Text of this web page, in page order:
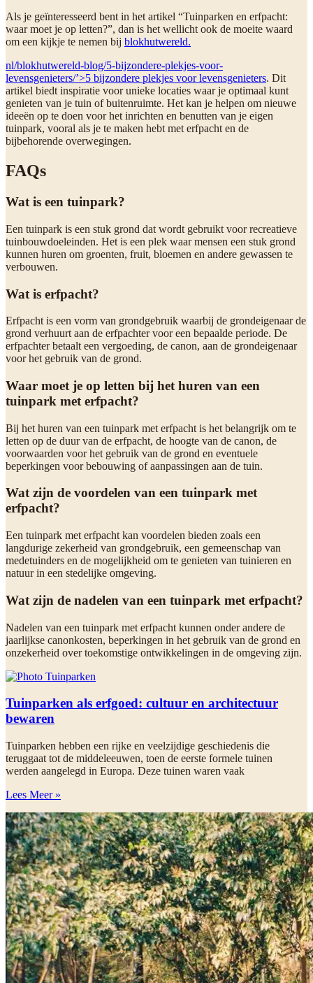
Als je geïnteresseerd bent in het artikel “Tuinparken en erfpacht:
waar moet je op letten?”, dan is het wellicht ook de moeite waard
om een kijkje te nemen bij blokhutwereld.
nl/blokhutwereld-blog/5-bijzondere-plekjes-voor-
levensgenieters/’>5 bijzondere plekjes voor levensgenieters. Dit
artikel biedt inspiratie voor unieke locaties waar je optimaal kunt
genieten van je tuin of buitenruimte. Het kan je helpen om nieuwe
ideeën op te doen voor het inrichten en benutten van je eigen
tuinpark, vooral als je te maken hebt met erfpacht en de
bijbehorende overwegingen.
FAQs
Wat is een tuinpark?
Een tuinpark is een stuk grond dat wordt gebruikt voor recreatieve
tuinbouwdoeleinden. Het is een plek waar mensen een stuk grond
kunnen huren om groenten, fruit, bloemen en andere gewassen te
verbouwen.
Wat is erfpacht?
Erfpacht is een vorm van grondgebruik waarbij de grondeigenaar de
grond verhuurt aan de erfpachter voor een bepaalde periode. De
erfpachter betaalt een vergoeding, de canon, aan de grondeigenaar
voor het gebruik van de grond.
Waar moet je op letten bij het huren van een
tuinpark met erfpacht?
Bij het huren van een tuinpark met erfpacht is het belangrijk om te
letten op de duur van de erfpacht, de hoogte van de canon, de
voorwaarden voor het gebruik van de grond en eventuele
beperkingen voor bebouwing of aanpassingen aan de tuin.
Wat zijn de voordelen van een tuinpark met
erfpacht?
Een tuinpark met erfpacht kan voordelen bieden zoals een
langdurige zekerheid van grondgebruik, een gemeenschap van
medetuinders en de mogelijkheid om te genieten van tuinieren en
natuur in een stedelijke omgeving.
Wat zijn de nadelen van een tuinpark met erfpacht?
Nadelen van een tuinpark met erfpacht kunnen onder andere de
jaarlijkse canonkosten, beperkingen in het gebruik van de grond en
onzekerheid over toekomstige ontwikkelingen in de omgeving zijn.
Tuinparken als erfgoed: cultuur en architectuur
bewaren
Tuinparken hebben een rijke en veelzijdige geschiedenis die
teruggaat tot de middeleeuwen, toen de eerste formele tuinen
werden aangelegd in Europa. Deze tuinen waren vaak
Lees Meer »